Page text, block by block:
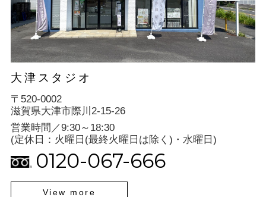
大津スタジオ
〒520-0002
滋賀県大津市際川2-15-26
営業時間／9:30～18:30
(定休日：火曜日(最終火曜日は除く)・水曜日)
0120-067-666
View more